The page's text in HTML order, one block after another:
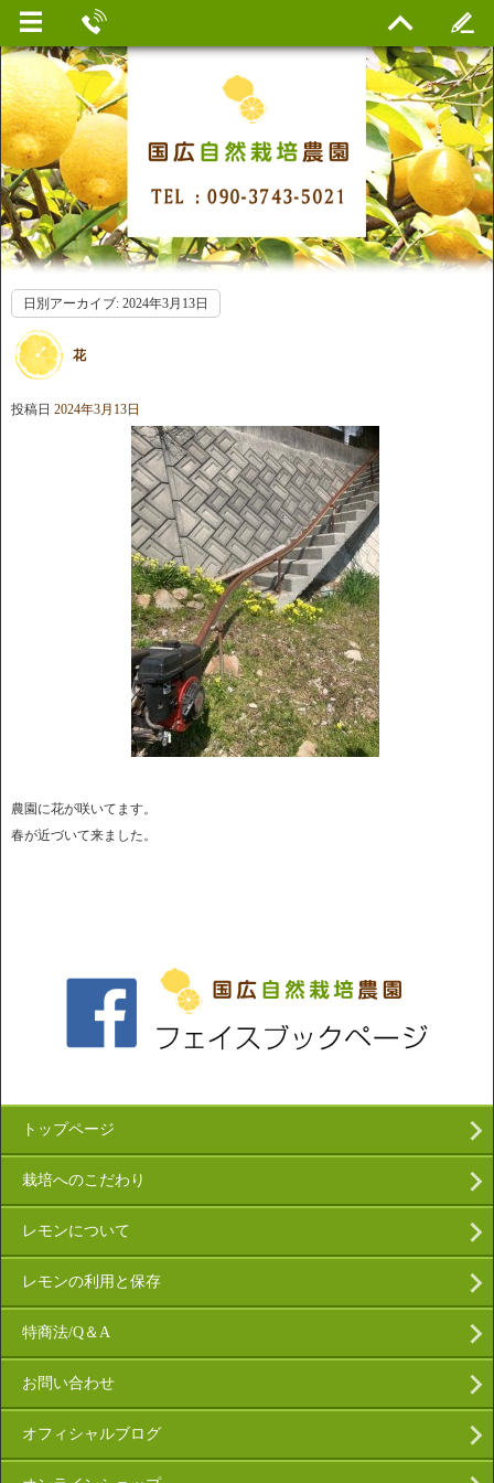
日別アーカイブ: 2024年3月13日
花
投稿日 2024年3月13日
農園に花が咲いてます。
春が近づいて来ました。
トップページ
栽培へのこだわり
レモンについて
レモンの利用と保存
特商法/Q＆A
お問い合わせ
オフィシャルブログ